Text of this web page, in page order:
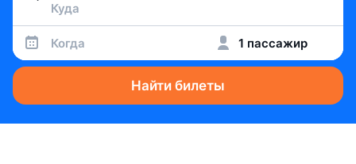
Когда 1 пассажир
Найти билеты